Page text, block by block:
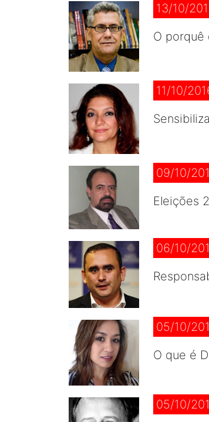
13/10/
O porquê
11/10/
09/10/
Eleições
06/10/
05/10/
O que é
05/10/